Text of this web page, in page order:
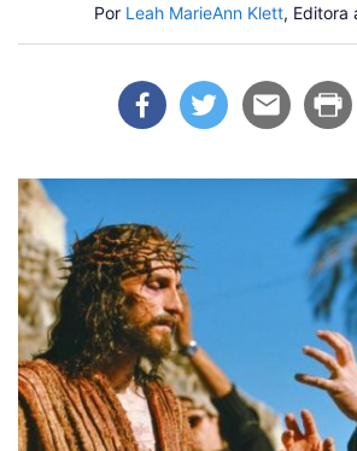
Por Leah MarieAnn Klett, Editora